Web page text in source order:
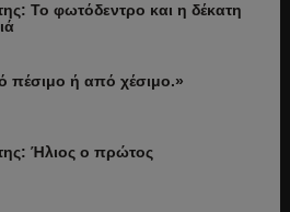
Το φωτόδεντρο και η δέκατη
πέσιμο ή από χέσιμο.»
Ήλιος ο πρώτος